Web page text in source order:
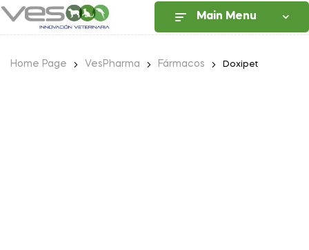
Main Menu
Home Page VesPharma Fármacos Doxipet